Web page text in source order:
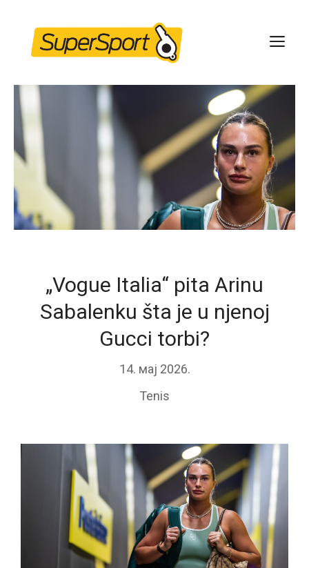
content
„Vogue Italia“ pita Arinu
Sabalenku šta je u njenoj
Gucci torbi?
14. мај 2026.
Tenis